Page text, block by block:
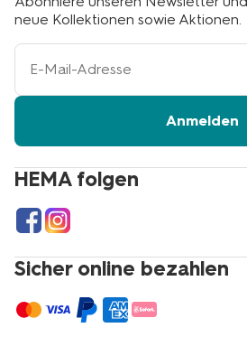
HEMA folgen
Sicher online bezahlen
neue Kollektionen sowie Aktionen.
Ihre
Adresse
Anmelden